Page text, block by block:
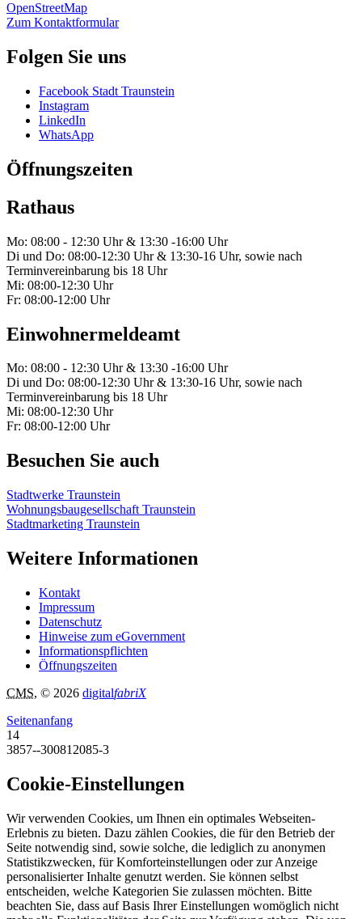
OpenStreetMap
Zum Kontaktformular
Folgen Sie uns
Facebook Stadt Traunstein
Instagram
LinkedIn
WhatsApp
Öffnungszeiten
Rathaus
Mo: 08:00 - 12:30 Uhr & 13:30 -16:00 Uhr
Di und Do: 08:00-12:30 Uhr & 13:30-16 Uhr, sowie nach
Terminvereinbarung bis 18 Uhr
Mi: 08:00-12:30 Uhr
Fr: 08:00-12:00 Uhr
Einwohnermeldeamt
Mo: 08:00 - 12:30 Uhr & 13:30 -16:00 Uhr
Di und Do: 08:00-12:30 Uhr & 13:30-16 Uhr, sowie nach
Terminvereinbarung bis 18 Uhr
Mi: 08:00-12:30 Uhr
Fr: 08:00-12:00 Uhr
Besuchen Sie auch
Stadtwerke Traunstein
Wohnungsbaugesellschaft Traunstein
Stadtmarketing Traunstein
Weitere Informationen
Kontakt
Impressum
Datenschutz
Hinweise zum eGovernment
Informationspflichten
Öffnungszeiten
CMS, © 2026 digitalfabriX
Seitenanfang
14
3857--300812085-3
Cookie-Einstellungen
Wir verwenden Cookies, um Ihnen ein optimales Webseiten-
Erlebnis zu bieten. Dazu zählen Cookies, die für den Betrieb der
Seite notwendig sind, sowie solche, die lediglich zu anonymen
Statistikzwecken, für Komforteinstellungen oder zur Anzeige
personalisierter Inhalte genutzt werden. Sie können selbst
entscheiden, welche Kategorien Sie zulassen möchten. Bitte
beachten Sie, dass auf Basis Ihrer Einstellungen womöglich nicht